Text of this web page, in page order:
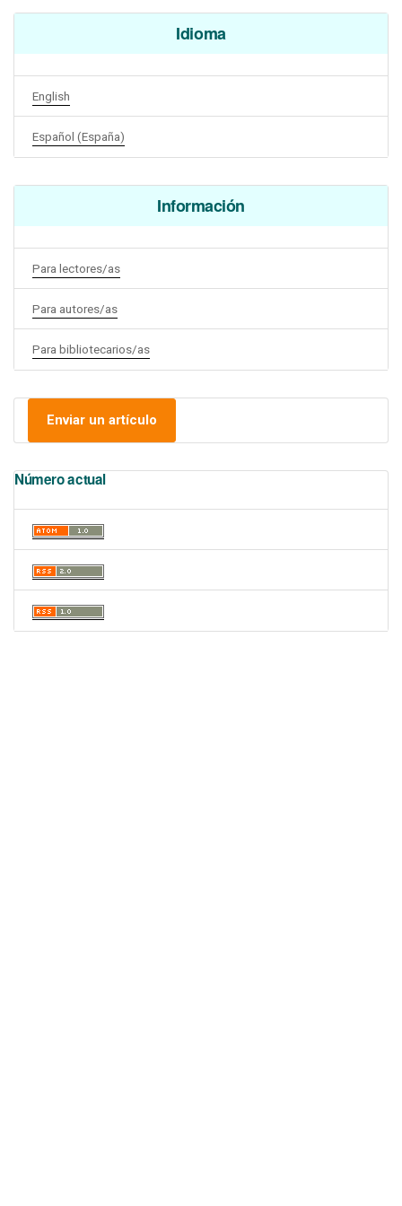
Idioma
English
Español (España)
Información
Para lectores/as
Para autores/as
Para bibliotecarios/as
Enviar un artículo
Número actual